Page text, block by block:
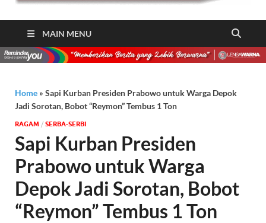
MAIN MENU
Home » Sapi Kurban Presiden Prabowo untuk Warga Depok
Jadi Sorotan, Bobot “Reymon” Tembus 1 Ton
‎RAGAM / SERBA-SERBI
Sapi Kurban Presiden
Prabowo untuk Warga
Depok Jadi Sorotan, Bobot
“Reymon” Tembus 1 Ton